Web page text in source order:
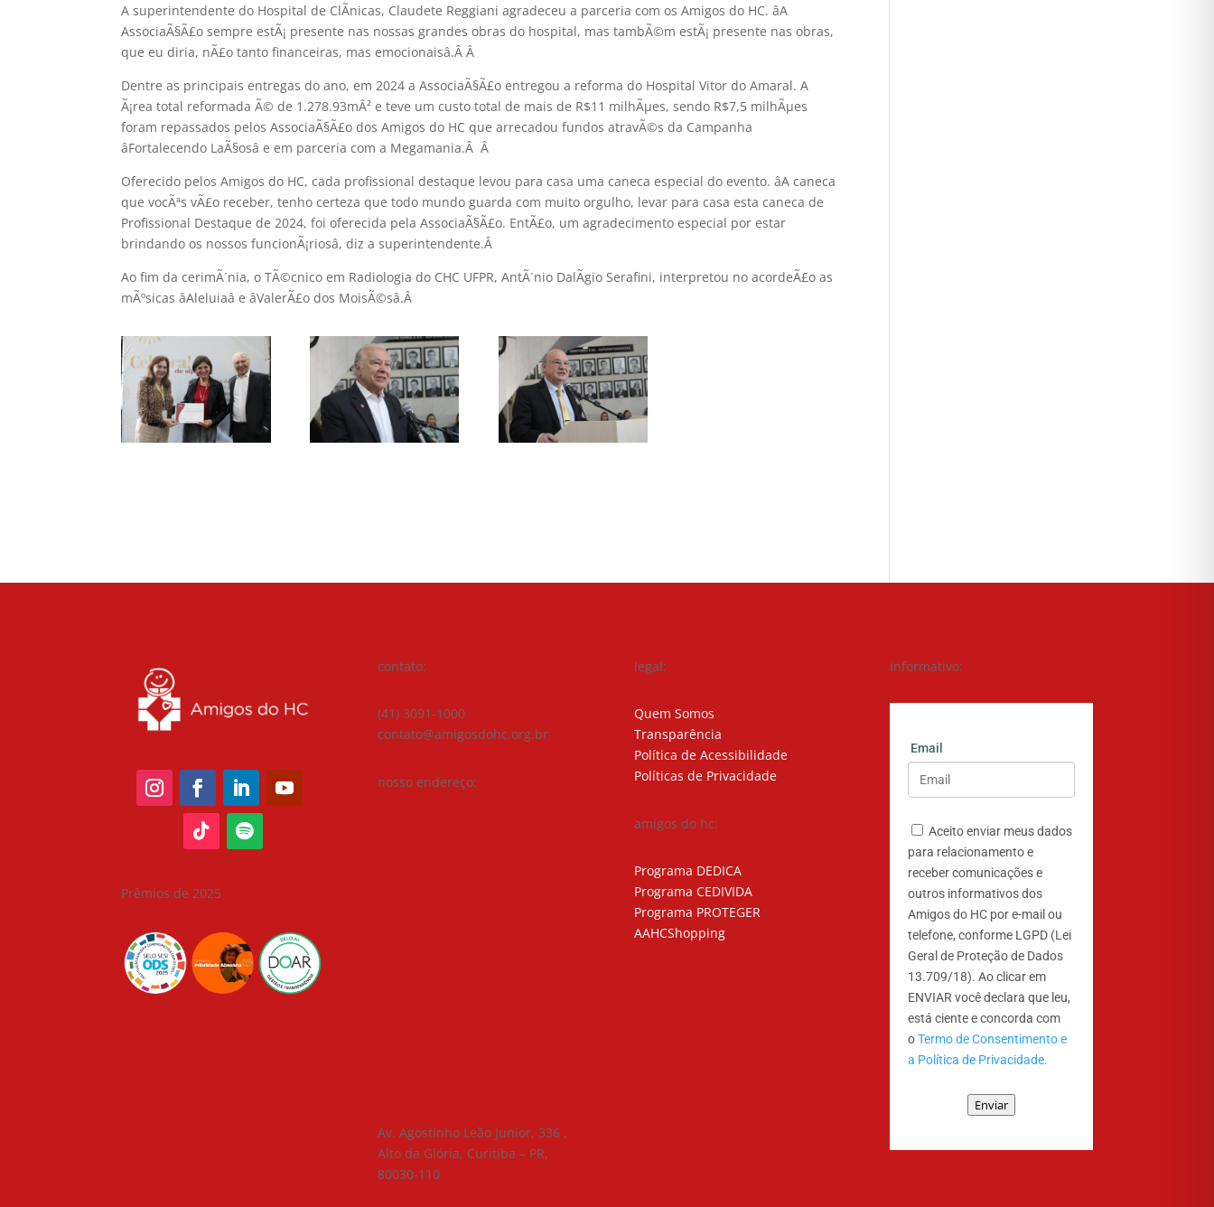
A superintendente do Hospital de ClÃ­nicas, Claudete Reggiani agradeceu a parceria com os Amigos do HC. âA
AssociaÃ§Ã£o sempre estÃ¡ presente nas nossas grandes obras do hospital, mas tambÃ©m estÃ¡ presente nas obras,
que eu diria, nÃ£o tanto financeiras, mas emocionaisâ.ÂÂ
Dentre as principais entregas do ano, em 2024 a AssociaÃ§Ã£o entregou a reforma do Hospital Vitor do Amaral. A
Ã¡rea total reformada Ã© de 1.278.93mÂ² e teve um custo total de mais de R$11 milhÃµes, sendo R$7,5 milhÃµes
foram repassados pelos AssociaÃ§Ã£o dos Amigos do HC que arrecadou fundos atravÃ©s da Campanha
âFortalecendo LaÃ§osâ e em parceria com a Megamania.ÂÂ
Oferecido pelos Amigos do HC, cada profissional destaque levou para casa uma caneca especial do evento. âA caneca
que vocÃªs vÃ£o receber, tenho certeza que todo mundo guarda com muito orgulho, levar para casa esta caneca de
Profissional Destaque de 2024, foi oferecida pela AssociaÃ§Ã£o. EntÃ£o, um agradecimento especial por estar
brindando os nossos funcionÃ¡riosâ, diz a superintendente.Â
Ao fim da cerimÃ´nia, o TÃ©cnico em Radiologia do CHC UFPR, AntÃ´nio DalÃ­gio Serafini, interpretou no acordeÃ£o as
mÃºsicas âAleluiaâ e âValerÃ£o dos MoisÃ©sâ.Â
Prêmios de 2025
contato:
(41) 3091-1000
contato@amigosdohc.org.br
nosso endereço:
Av. Agostinho Leão Junior, 336 ,
Alto da Glória, Curitiba – PR,
80030-110
legal:
Quem Somos
Transparência
Política de Acessibilidade
Políticas de Privacidade
amigos do hc:
Programa DEDICA
Programa CEDIVIDA
Programa PROTEGER
AAHCShopping
informativo:
Email
Aceito enviar meus dados
para relacionamento e
receber comunicações e
outros informativos dos
Amigos do HC por e-mail ou
telefone, conforme LGPD (Lei
Geral de Proteção de Dados
13.709/18). Ao clicar em
ENVIAR você declara que leu,
está ciente e concorda com
oTermo de Consentimento e
a Política de Privacidade.
Enviar